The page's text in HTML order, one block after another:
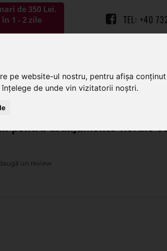
pe website-ul nostru, pentru afișa
de unde vin vizitatorii noștri.
de 350 Lei.
1 - 2 zile
TEL: +40
pentru aranjamente florale